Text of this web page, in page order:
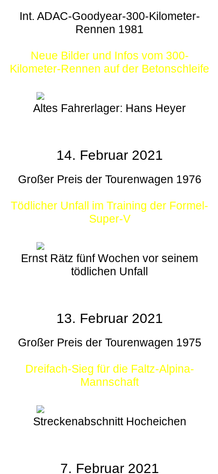
Int. ADAC-Goodyear-300-Kilometer-
Rennen 1981
Neue Bilder und Infos vom 300-
Kilometer-Rennen auf der Betonschleife
Altes Fahrerlager: Hans Heyer
14. Februar 2021
Großer Preis der Tourenwagen 1976
Tödlicher Unfall im Training der Formel-
Super-V
Ernst Rätz fünf Wochen vor seinem
tödlichen Unfall
13. Februar 2021
Großer Preis der Tourenwagen 1975
Dreifach-Sieg für die Faltz-Alpina-
Mannschaft
Streckenabschnitt Hocheichen
7. Februar 2021